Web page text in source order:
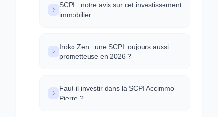
SCPI : notre avis sur cet investissement
immobilier
Iroko Zen : une SCPI toujours aussi
prometteuse en 2026 ?
Faut-il investir dans la SCPI Accimmo
Pierre ?